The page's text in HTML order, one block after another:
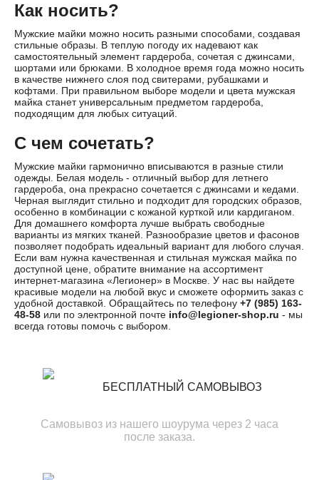
Как носить?
Мужские майки можно носить разными способами, создавая
стильные образы. В теплую погоду их надевают как
самостоятельный элемент гардероба, сочетая с джинсами,
шортами или брюками. В холодное время года можно носить
в качестве нижнего слоя под свитерами, рубашками и
кофтами. При правильном выборе модели и цвета мужская
майка станет универсальным предметом гардероба,
подходящим для любых ситуаций.
С чем сочетать?
Мужские майки гармонично вписываются в разные стили
одежды. Белая модель - отличный выбор для летнего
гардероба, она прекрасно сочетается с джинсами и кедами.
Черная выглядит стильно и подходит для городских образов,
особенно в комбинации с кожаной курткой или кардиганом.
Для домашнего комфорта лучше выбрать свободные
варианты из мягких тканей. Разнообразие цветов и фасонов
позволяет подобрать идеальный вариант для любого случая.
Если вам нужна качественная и стильная мужская майка по
доступной цене, обратите внимание на ассортимент
интернет-магазина «Легионер» в Москве. У нас вы найдете
красивые модели на любой вкус и сможете оформить заказ с
удобной доставкой. Обращайтесь по телефону +7 (985) 163-
48-58 или по электронной почте info@legioner-shop.ru - мы
всегда готовы помочь с выбором.
БЕСПЛАТНЫЙ САМОВЫВОЗ
Самовывоз из нашего шоурума через 2 часа
после заказа.